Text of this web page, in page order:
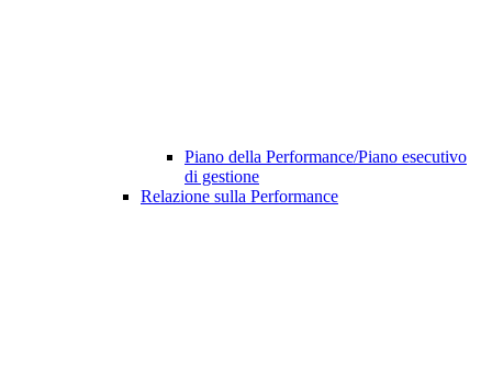
Piano della Performance/Piano esecutivo
di gestione
Relazione sulla Performance